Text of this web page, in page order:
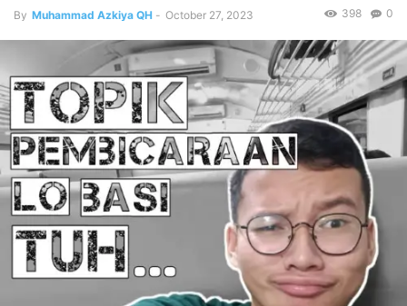
By Muhammad Azkiya QH - October 27, 2023 0
398